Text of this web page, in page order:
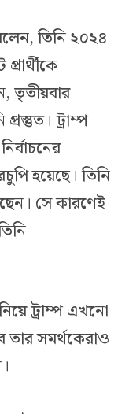
তিনি ২০২৪
তৃতীয়বার
ট্রাম্প
হয়েছে। তিনি
সে কারণেই
ট্রাম্প এখনো
সমর্থকেরাও